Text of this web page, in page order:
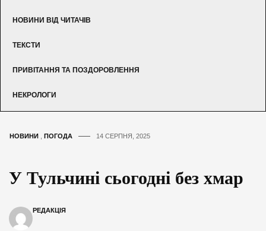
НОВИНИ ВІД ЧИТАЧІВ
ТЕКСТИ
ПРИВІТАННЯ ТА ПОЗДОРОВЛЕННЯ
НЕКРОЛОГИ
НОВИНИ ПОГОДА 14 СЕРПНЯ, 2025
У Тульчині сьогодні без хмар
РЕДАКЦІЯ